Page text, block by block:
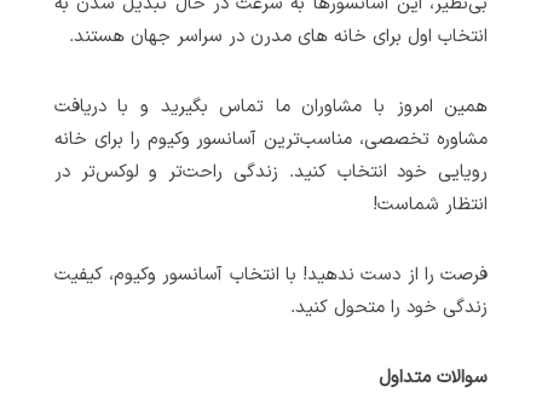
انتخاب اول برای خانه های مدرن در سراسر جهان هستند.
همین امروز با مشاوران ما تماس بگیرید و با دریافت
مشاوره تخصصی، مناسب‌ترین آسانسور وکیوم را برای خانه
رویایی خود انتخاب کنید. زندگی راحت‌تر و لوکس‌تر در
انتظار شماست!
فرصت را از دست ندهید! با انتخاب آسانسور وکیوم، کیفیت
زندگی خود را متحول کنید.
سوالات متداول